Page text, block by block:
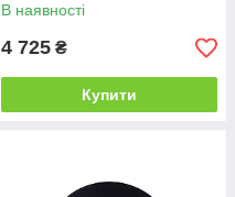
В наявності
4 725 ₴
Купити